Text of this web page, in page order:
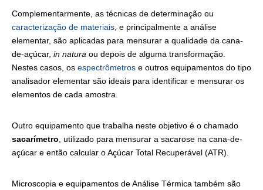
Complementarmente, as técnicas de determinação ou
caracterização de materiais , e principalmente a análise
elementar, são aplicadas para mensurar a qualidade da cana-
de-açúcar, in natura ou depois de alguma transformação.
Nestes casos, os espectrômetros e outros equipamentos do tipo
analisador elementar são ideais para identificar e mensurar os
elementos de cada amostra.
Outro equipamento que trabalha neste objetivo é o chamado
sacarímetro , utilizado para mensurar a sacarose na cana-de-
açúcar e então calcular o Açúcar Total Recuperável (ATR).
Microscopia e equipamentos de Análise Térmica também são